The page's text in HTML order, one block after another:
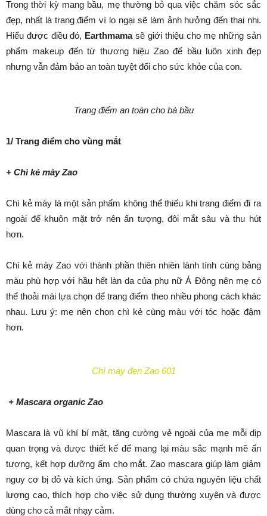
Trong thời kỳ mang bầu, mẹ thường bỏ qua việc chăm sóc sắc
đẹp, nhất là trang điểm vì lo ngại sẽ làm ảnh hưởng đến thai nhi.
Hiểu được điều đó, Earthmamasẽ giới thiệu cho mẹ những sản
phẩm makeup đến từ thương hiệu Zao để bầu luôn xinh đẹp
nhưng vẫn đảm bảo an toàn tuyệt đối cho sức khỏe của con.
Trang điểm an toàn cho bà bầu
1/ Trang điểm cho vùng mắt
+ Chì kẻ mày Zao
Chì kẻ mày là một sản phẩm không thể thiếu khi trang điểm đi ra
ngoài để khuôn mặt trở nên ấn tượng, đôi mắt sâu và thu hút
hơn.
Chì kẻ mày Zao với thành phần thiên nhiên lành tính cùng bảng
màu phù hợp với hầu hết làn da của phụ nữ Á Đông nên mẹ có
thể thoải mái lựa chọn để trang điểm theo nhiều phong cách khác
nhau. Lưu ý: mẹ nên chọn chì kẻ cùng màu với tóc hoặc đậm
hơn.
Chì mày đen Zao 601
+ Mascara organic Zao
Mascara là vũ khí bí mật, tăng cường vẻ ngoài của mẹ mỗi dịp
quan trọng và được thiết kế để mang lại màu sắc mạnh mẽ ấn
tượng, kết hợp dưỡng ẩm cho mắt. Zao mascara giúp làm giảm
nguy cơ bị đỏ và kích ứng. Sản phẩm có chứa nguyên liệu chất
lượng cao, thích hợp cho việc sử dụng thường xuyên và được
dùng cho cả mắt nhạy cảm.